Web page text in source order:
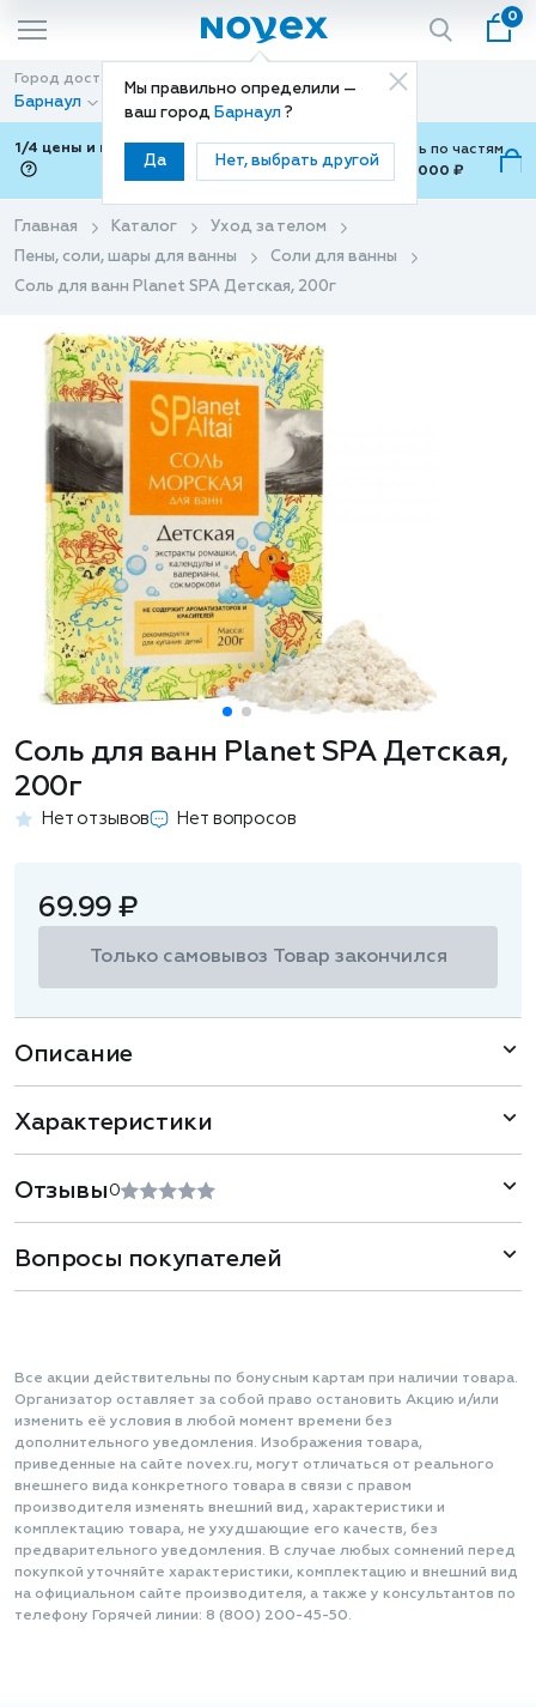
Мы правильно определили —
ваш город Барнаул ?
Да Нет, выбрать другой
0
Город доставки
Барнаул
Способ доставки
Доставка
1/4 цены и покупки ваши с Подели
Можно оплатить по частям
от 700 ₽ до 15,000 ₽
Главная Каталог
Уход за телом
Пены, соли, шары для ванны
Соли для ванны
Соль для ванн Planet SPA Детская, 200г
Соль для ванн Planet SPA Детская,
200г
Нет отзывов Нет вопросов
69.99 ₽
Только самовывоз Товар закончился
Описание
Характеристики
Отзывы 0
Вопросы покупателей
Все акции действительны по бонусным картам при наличии товара.
Организатор оставляет за собой право остановить Акцию и/или
изменить её условия в любой момент времени без
дополнительного уведомления. Изображения товара,
приведенные на сайте novex.ru, могут отличаться от реального
внешнего вида конкретного товара в связи с правом
производителя изменять внешний вид, характеристики и
комплектацию товара, не ухудшающие его качеств, без
предварительного уведомления. В случае любых сомнений перед
покупкой уточняйте характеристики, комплектацию и внешний вид
на официальном сайте производителя, а также у консультантов по
телефону Горячей линии: 8 (800) 200-45-50.